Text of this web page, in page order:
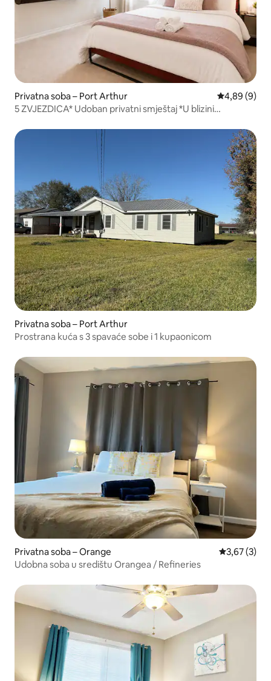
Privatna soba – Port Arthur Prosječna
4,89 (9)
5 ZVJEZDICA* Udoban privatni smještaj *U blizini
Privatna soba – Port Arthur
Prostrana kuća s 3 spavaće sobe i 1 kupaonicom
Privatna soba – Orange Prosječna
3,67 (3)
Udobna soba u središtu Orangea / Refineries